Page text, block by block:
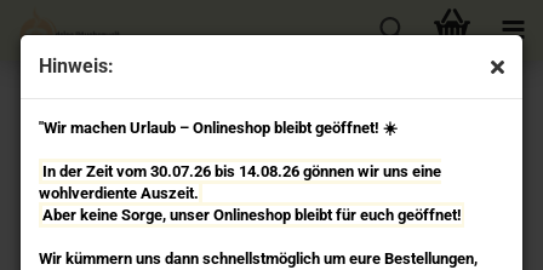
Hinweis:
"Wir machen Urlaub – Onlineshop bleibt geöffnet! ☀️
In der Zeit vom 30.07.26 bis 14.08.26 gönnen wir uns eine
wohlverdiente Auszeit.
Aber keine Sorge, unser Onlineshop bleibt für euch geöffnet!
Wir kümmern uns dann schnellstmöglich um eure Bestellungen,
« Erster « zurück weiter »
Letzter »
28Artikel in dieser Kategorie
Blume des Lebens Aufkleber ø 5 cm - 2 Stück auf
einem Blatt Berk